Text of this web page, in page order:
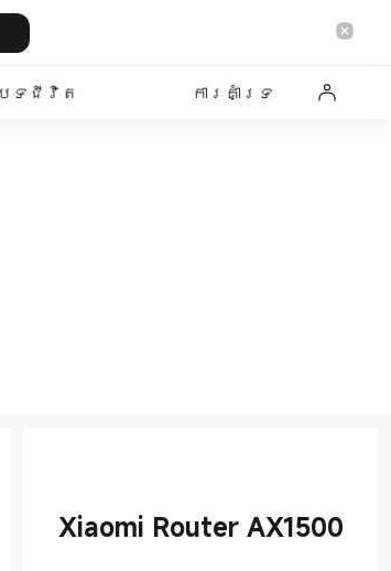
ទជីវិត ការគាំទ្រ
Xiaomi Router AX1500